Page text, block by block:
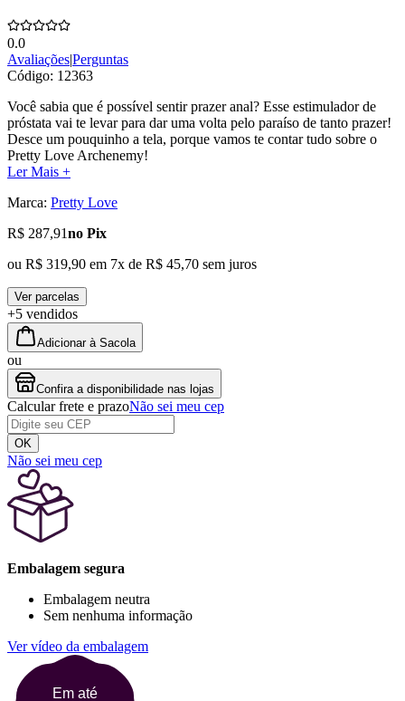
0.0
Avaliações|Perguntas
Código: 12363
Você sabia que é possível sentir prazer anal? Esse estimulador de
próstata vai te levar para dar uma volta pelo paraíso de tanto prazer!
Desce um pouquinho a tela, porque vamos te contar tudo sobre o
Pretty Love Archenemy!
Ler Mais +
Marca: Pretty Love
R$ 287,91no Pix
ou R$ 319,90 em 7x de R$ 45,70 sem juros
Ver parcelas
+5 vendidos
Adicionar à Sacola
ou
Confira a disponibilidade nas lojas
Calcular frete e prazoNão sei meu cep
OK
Não sei meu cep
Embalagem segura
Embalagem neutra
Sem nenhuma informação
Ver vídeo da embalagem
Em até